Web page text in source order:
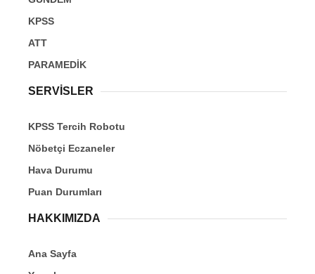
KPSS
ATT
PARAMEDİK
SERVİSLER
KPSS Tercih Robotu
Nöbetçi Eczaneler
Hava Durumu
Puan Durumları
HAKKIMIZDA
Ana Sayfa